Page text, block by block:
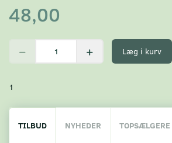
48,00
Læg i kurv
1
TILBUD NYHEDER TOPSÆLGERE